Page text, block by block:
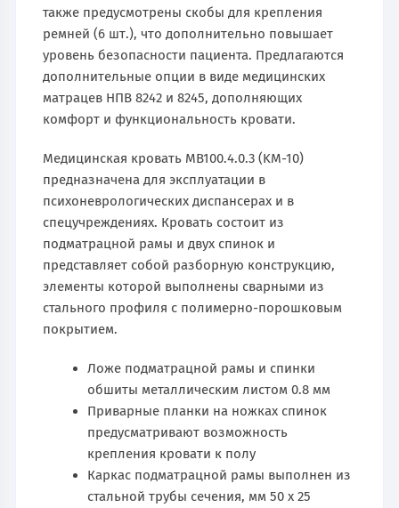
также предусмотрены скобы для крепления
ремней (6 шт.), что дополнительно повышает
уровень безопасности пациента. Предлагаются
дополнительные опции в виде медицинских
матрацев НПВ 8242 и 8245, дополняющих
комфорт и функциональность кровати.
Медицинская кровать MB100.4.0.3 (KM-10)
предназначена для эксплуатации в
психоневрологических диспансерах и в
спецучреждениях. Кровать состоит из
подматрацной рамы и двух спинок и
представляет собой разборную конструкцию,
элементы которой выполнены сварными из
стального профиля с полимерно-порошковым
покрытием.
Ложе подматрацной рамы и спинки
обшиты металлическим листом 0.8 мм
Приварные планки на ножках спинок
предусматривают возможность
крепления кровати к полу
Каркас подматрацной рамы выполнен из
стальной трубы сечения, мм 50 х 25